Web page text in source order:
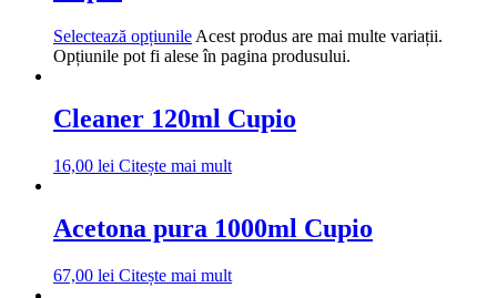
Selectează opțiunile Acest produs are mai multe variații.
Opțiunile pot fi alese în pagina produsului.
Cleaner 120ml Cupio
16,00 lei Citește mai mult
Acetona pura 1000ml Cupio
67,00 lei Citește mai mult